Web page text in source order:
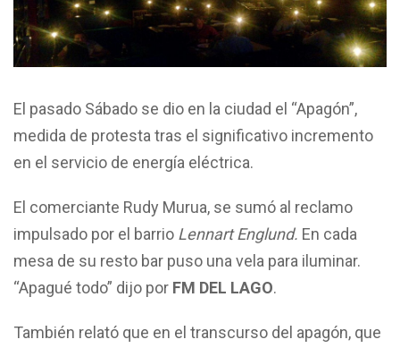
El pasado Sábado se dio en la ciudad el “Apagón”,
medida de protesta tras el significativo incremento
en el servicio de energía eléctrica.
El comerciante Rudy Murua, se sumó al reclamo
impulsado por el barrio Lennart Englund. En cada
mesa de su resto bar puso una vela para iluminar.
“Apagué todo” dijo por FM DEL LAGO.
También relató que en el transcurso del apagón, que